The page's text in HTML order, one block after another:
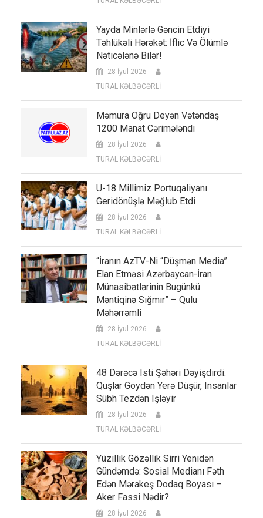
Yayda Minlərlə Gəncin Etdiyi
Təhlükəli Hərəkət: İflic Və Ölümlə
Nəticələnə Bilər!
28 İyul 2026
TURAL KƏLBƏCƏRLİ
Məmura Oğru Deyən Vətəndaş
1200 Manat Cərimələndi
28 İyul 2026
TURAL KƏLBƏCƏRLİ
U-18 Millimiz Portuqaliyanı
Geridönüşlə Məğlub Etdi
28 İyul 2026
TURAL KƏLBƏCƏRLİ
“İranın AzTV-Ni “düşmən Media”
Elan Etməsi Azərbaycan-İran
Münasibətlərinin Bugünkü
Məntiqinə Sığmır” – Qulu
Məhərrəmli
28 İyul 2026
TURAL KƏLBƏCƏRLİ
48 Dərəcə Isti Şəhəri Dəyişdirdi:
Quşlar Göydən Yerə Düşür, Insanlar
Sübh Tezdən Işləyir
28 İyul 2026
TURAL KƏLBƏCƏRLİ
Yüzillik Gözəllik Sirri Yenidən
Gündəmdə: Sosial Medianı Fəth
Edən Mərakeş Dodaq Boyası –
Aker Fassi Nədir?
28 İyul 2026